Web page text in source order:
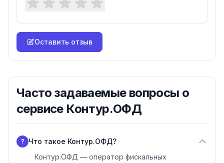
Оставить отзыв
Часто задаваемые вопросы о
сервисе Контур.ОФД
?
Что такое Контур.ОФД?
Контур.ОФД — оператор фискальных